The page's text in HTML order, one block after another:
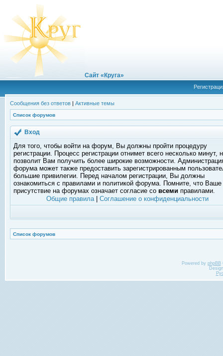
Сайт «Круга»
Сообщения без ответов | Активные темы
Список форумов
Вход
Для того, чтобы войти на форум, Вы должны пройти процедуру
регистрации. Процесс регистрации отнимет всего несколько минут,
позволит Вам получить более широкие возможности.
форума может также предоставить зарегистрированным
большие привилегии. Перед началом регистрации, Вы должны
ознакомиться с правилами и политикой форума. Помните, что Ваше
присутствие на форумах означает согласие со всеми правилами.
Общие правила| Соглашение о конфиденциальности
Список форумов
Powered by phpBB